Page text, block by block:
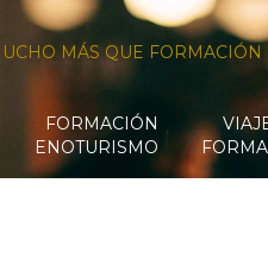
MÁS QUE FORMACIÓN
FORMACIÓN
ENOTURISMO